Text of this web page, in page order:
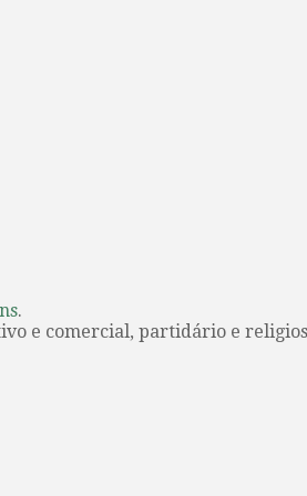
.
e comercial, partidário e